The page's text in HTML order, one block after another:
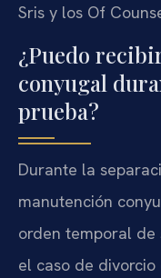
Sris y los Of
¿Puedo
conyugal
prueba?
Durante la
manutención
orden temporal de
el caso de divorcio